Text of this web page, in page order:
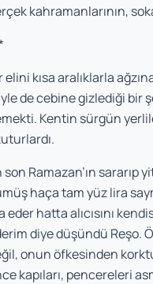
kahramanlarının,
elini kısa aralıklarla
de cebine gizlediği bir
Kentin sürgün
son Ramazan’ın
haça tam yüz lira
eder hatta alıcısını
diye düşündü Reşo.
onun öfkesinden
kapıları, pencereleri